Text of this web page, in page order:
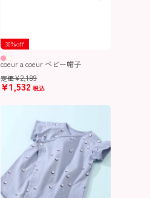
30％off
coeur a coeur ベビー帽子
定価¥2,189
¥1,532 税込